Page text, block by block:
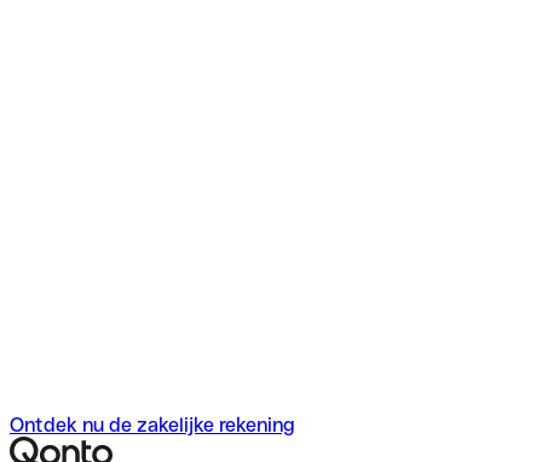
Ontdek nu de zakelijke rekening